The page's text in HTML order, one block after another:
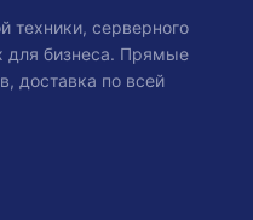
техники, серверного
для бизнеса. Прямые
доставка по всей